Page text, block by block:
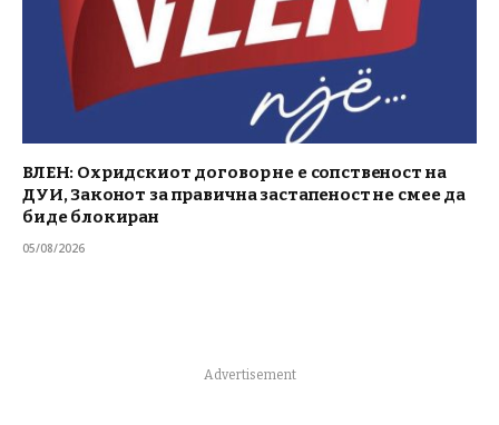
ВЛЕН: Охридскиот договор не е сопственост на
ДУИ, Законот за правична застапеност не смее да
биде блокиран
05/08/2026
Advertisement